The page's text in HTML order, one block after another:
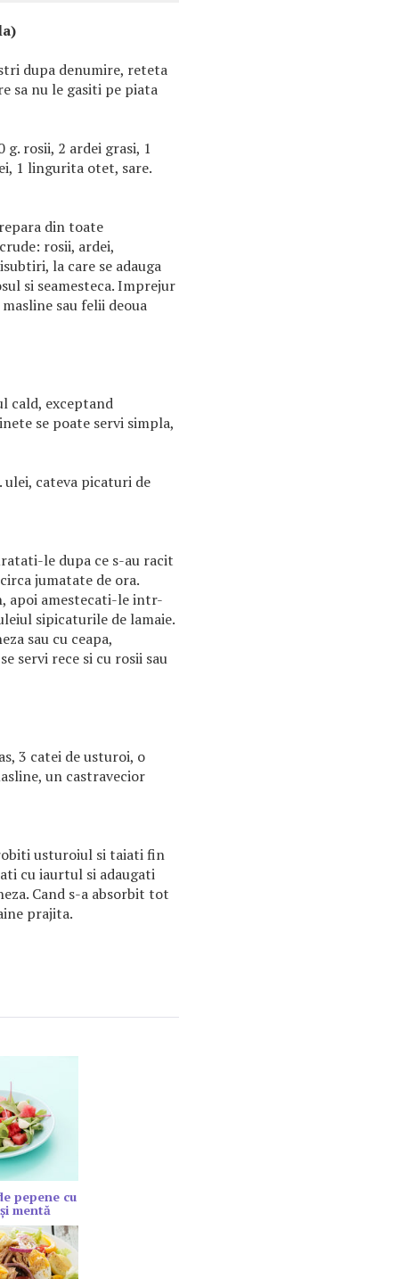
dupa denumire, reteta
sa nu le gasiti pe piata
rosii, 2 ardei grasi, 1
1 lingurita otet, sare.
din toate
rosii, ardei,
la care se adauga
si seamesteca. Imprejur
sau felii deoua
cald, exceptand
se poate servi simpla,
cateva picaturi de
le dupa ce s-au racit
jumatate de ora.
apoi amestecati-le intr-
sipicaturile de lamaie.
sau cu ceapa,
servi rece si cu rosii sau
3 catei de usturoi, o
un castravecior
usturoiul si taiati fin
cu iaurtul si adaugati
Cand s-a absorbit tot
prajita.
pepene cu
mentă